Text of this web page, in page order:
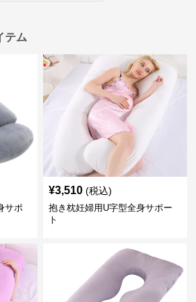
テム
サポ
¥3,510 (税込)
抱き枕妊婦用U字型全身サポー
ト